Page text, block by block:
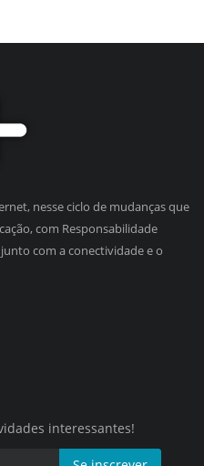
nesse ciclo de mudanças que
com Responsabilidade
com a conectividade e o
interessantes!